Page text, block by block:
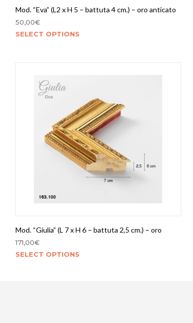
Mod. “Eva” (L2 x H 5 – battuta 4 cm.) – oro anticato
50,00€
SELECT OPTIONS
Mod. “Giulia” (L 7 x H 6 – battuta 2,5 cm.) – oro
171,00€
SELECT OPTIONS